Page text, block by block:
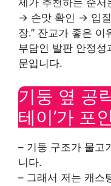
→ 손맛 확인 → 입
장.” 잔교가 좋은
부담인 발판 안정성
문입니다.
기둥 옆 공
테이’가 포
– 기둥 구조가 물고
니다.
– 그래서 저는 캐스